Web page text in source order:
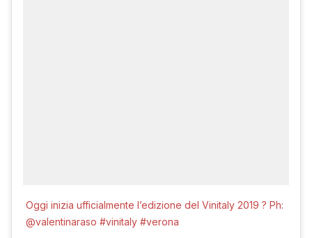
Oggi inizia ufficialmente l’edizione del Vinitaly 2019 ? Ph:
@valentinaraso #vinitaly #verona